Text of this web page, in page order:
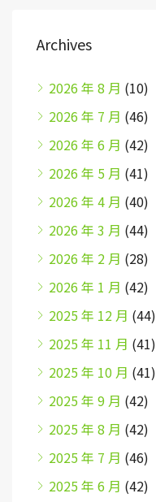
Archives
2026 年 8 月 (10)
2026 年 7 月 (46)
2026 年 6 月 (42)
2026 年 5 月 (41)
2026 年 4 月 (40)
2026 年 3 月 (44)
2026 年 2 月 (28)
2026 年 1 月 (42)
2025 年 12 月 (44)
2025 年 11 月 (41)
2025 年 10 月 (41)
2025 年 9 月 (42)
2025 年 8 月 (42)
2025 年 7 月 (46)
2025 年 6 月 (42)